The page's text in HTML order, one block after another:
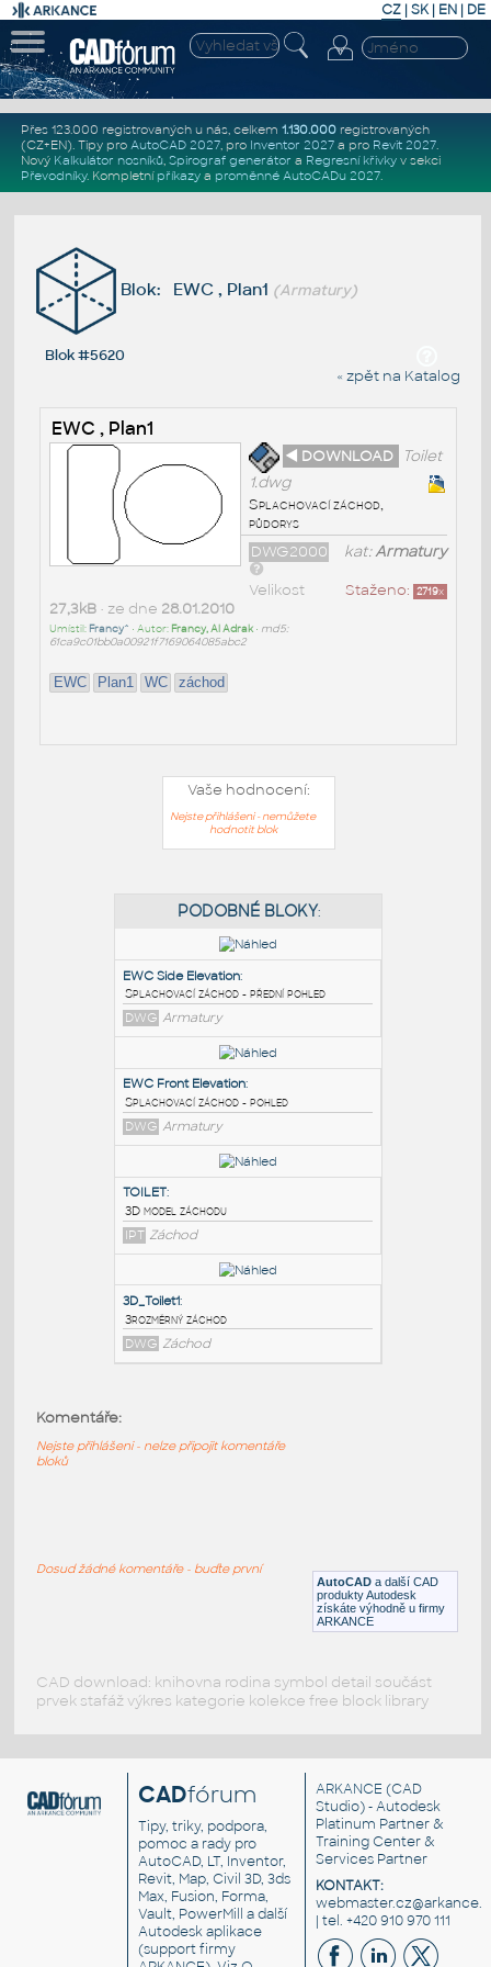
CZ | SK| EN | DE
Přes 123.000 registrovaných u nás, celkem 1.130.000registrovaných
(CZ+EN). Tipy pro AutoCAD 2027, pro Inventor 2027a pro Revit 2027.
Nový Kalkulátor nosníků, Spirograf generátor a Regresní křivkyv sekci
Převodníky. Kompletní příkazya proměnné AutoCADu 2027.
Blok: EWC , Plan1 (Armatury)
Blok #5620
« zpět na Katalog
EWC , Plan1
◄ DOWNLOAD
Toilet
1.dwg
Splachovací záchod,
půdorys
kat:Armatury
DWG2000
Staženo: 2719x
Velikost
27,3kB• ze dne 28.01.2010
Umístil: Francy^ • Autor: Francy, Al Adrak• md5:
61ca9c01bb0a00921f7169064085abc2
EWC Plan1 WC záchod
Vaše hodnocení:
Nejste přihlášeni - nemůžete
hodnotit blok
PODOBNÉ BLOKY:
EWC Side Elevation:
Splachovací záchod - přední pohled
DWG
EWC Front Elevation
Splachovací záchod - pohled
DWG Armatury
IPT Záchod
Záchod AutoCAD a další CAD
produkty Autodesk
získáte výhodně u firmy
ARKANCE
Komentáře:
Nejste přihlášeni - nelze připojit komentáře
bloků
Dosud žádné komentáře - buďte první
CAD download: knihovna rodina symbol detail součást
prvek stafáž výkres kategorie kolekce free block library
CADfórum
Tipy, triky, podpora,
pomoc a rady pro
AutoCAD, LT, Inventor,
Revit, Map, Civil 3D, 3ds
Max, Fusion, Forma,
Vault, PowerMill a další
Autodesk aplikace
(support firmy
ARKANCE (CAD
Studio) - Autodesk
Platinum Partner &
Training Center &
Services Partner
KONTAKT:
| tel. +420 910 970 111